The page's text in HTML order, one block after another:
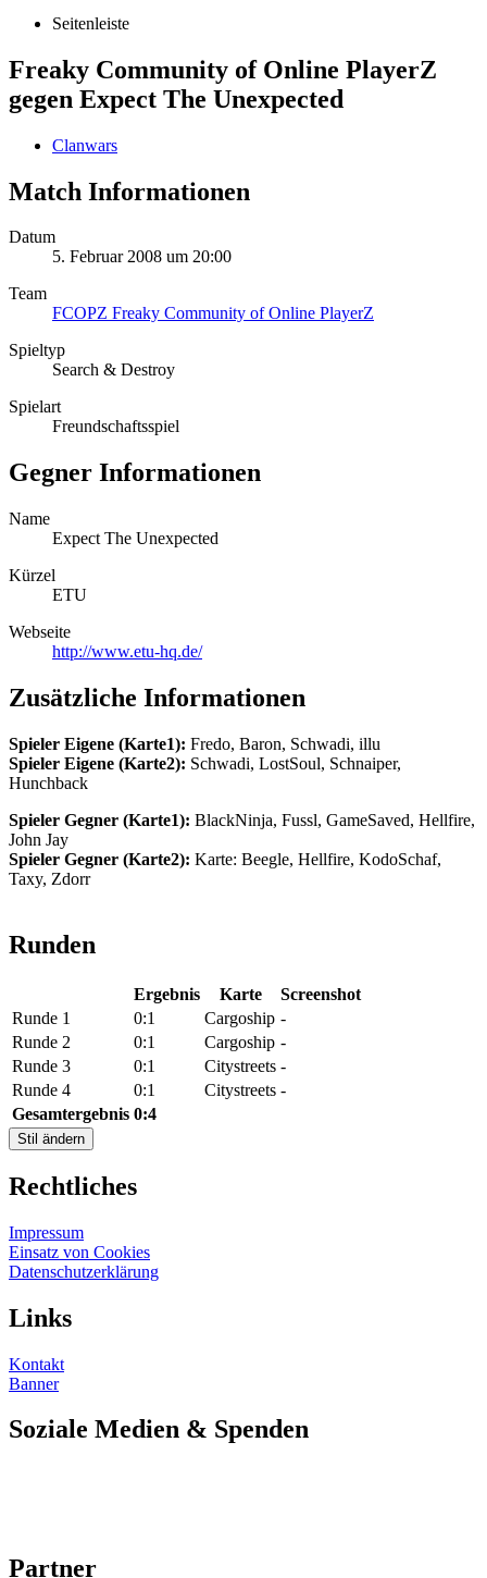
Seitenleiste
Freaky Community of Online PlayerZ
gegen Expect The Unexpected
Clanwars
Match Informationen
Datum
5. Februar 2008 um 20:00
Team
FCOPZ Freaky Community of Online PlayerZ
Spieltyp
Search & Destroy
Spielart
Freundschaftsspiel
Gegner Informationen
Name
Expect The Unexpected
Kürzel
ETU
Webseite
http://www.etu-hq.de/
Zusätzliche Informationen
Spieler Eigene (Karte1): Fredo, Baron, Schwadi, illu
Spieler Eigene (Karte2): Schwadi, LostSoul, Schnaiper,
Hunchback
Spieler Gegner (Karte1): BlackNinja, Fussl, GameSaved, Hellfire,
John Jay
Spieler Gegner (Karte2): Karte: Beegle, Hellfire, KodoSchaf,
Taxy, Zdorr
Runden
Ergebnis Karte
Screenshot
Runde 1
0:1 Cargoship -
Runde 2
0:1 Cargoship -
Runde 3
0:1 Citystreets -
Runde 4
0:1 Citystreets -
Gesamtergebnis 0:4
Stil ändern
Rechtliches
Impressum
Einsatz von Cookies
Datenschutzerklärung
Links
Kontakt
Banner
Soziale Medien & Spenden
Partner